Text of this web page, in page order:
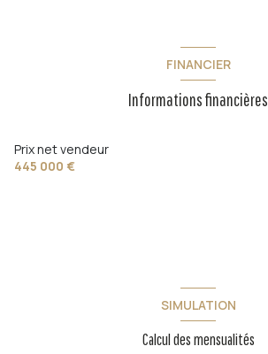
FINANCIER
Informations financières
Prix net vendeur
445 000 €
SIMULATION
Calcul des mensualités